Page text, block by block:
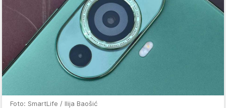
Foto: SmartLife / Ilija Baošić